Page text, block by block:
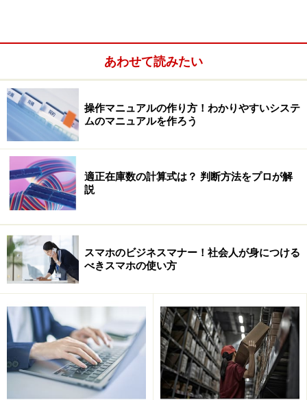
れた隙に開けてカード情報を盗み、元へ戻します。ネッ
トでは”カードが無効になっています”などのメールを送
り、偽のサイトに誘導してカード情報などを入力させま
す。
海外ではスキミングもあります。危ない店でカードで買
物すると、”カード情報を確かめます”と、裏にまわって
ゴソゴソしてから”大丈夫。決済できました”とカードを
返却します。店の従業員が勝手にカード情報を盗んで情
あわせて読みたい
操作マニュアルの作り方！わかりやすいシステ
ムのマニュアルを作ろう
適正在庫数の計算式は？ 判断方法をプロが解
説
スマホのビジネスマナー！社会人が身につける
べきスマホの使い方